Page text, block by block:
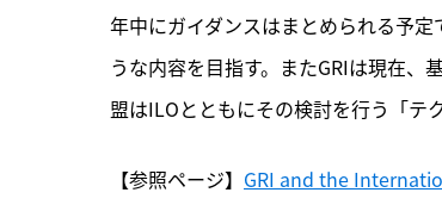
年中にガイダンスはまとめられる予
うな内容を目指す。またGRIは現在
盟はILOとともにその検討を行う「テ
【参照ページ】 GRI and the